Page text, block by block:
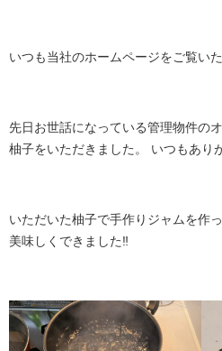
いつも当社のホームページをご覧い
先日お世話になっている管理物件の
柚子をいただきました。 いつもあり
いただいた柚子で手作りジャムを作
美味しくできました‼